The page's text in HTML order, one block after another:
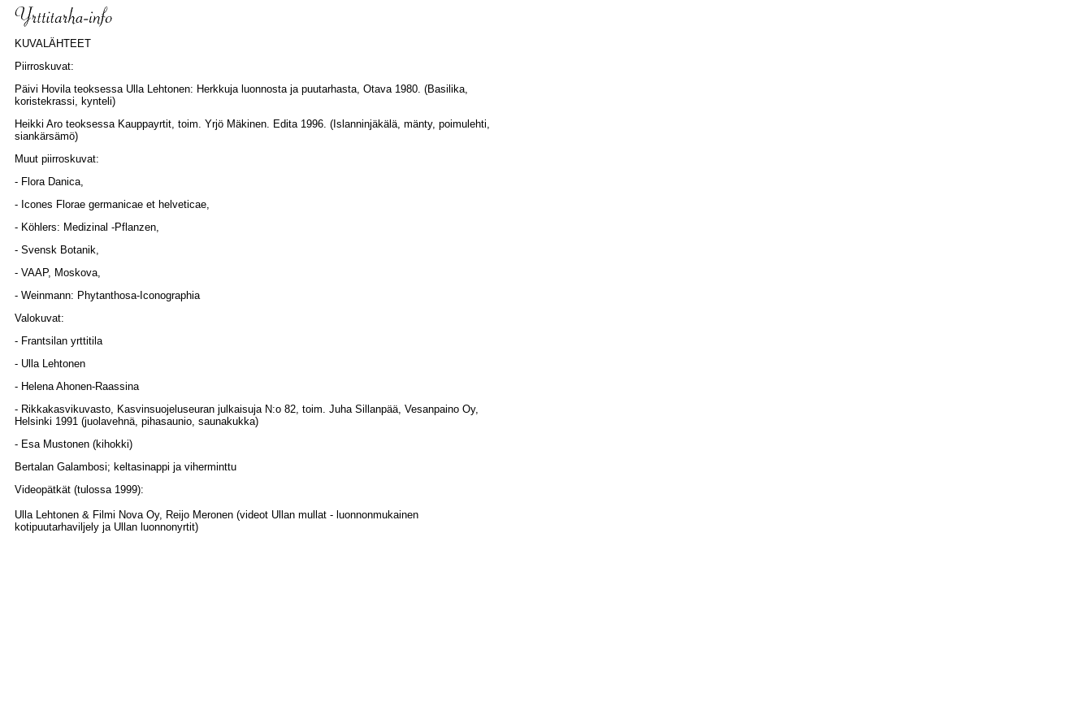
KUVALÄHTEET
Piirroskuvat:
Päivi Hovila teoksessa Ulla Lehtonen: Herkkuja luonnosta ja puutarhasta, Otava 1980. (Basilika,
koristekrassi, kynteli)
Heikki Aro teoksessa Kauppayrtit, toim. Yrjö Mäkinen. Edita 1996. (Islanninjäkälä, mänty, poimulehti,
siankärsämö)
Muut piirroskuvat:
- Flora Danica,
- Icones Florae germanicae et helveticae,
- Köhlers: Medizinal -Pflanzen,
- Svensk Botanik,
- VAAP, Moskova,
- Weinmann: Phytanthosa-Iconographia
Valokuvat:
- Frantsilan yrttitila
- Ulla Lehtonen
- Helena Ahonen-Raassina
- Rikkakasvikuvasto, Kasvinsuojeluseuran julkaisuja N:o 82, toim. Juha Sillanpää, Vesanpaino Oy,
Helsinki 1991 (juolavehnä, pihasaunio, saunakukka)
- Esa Mustonen (kihokki)
Bertalan Galambosi; keltasinappi ja viherminttu
Videopätkät (tulossa 1999):
Ulla Lehtonen & Filmi Nova Oy, Reijo Meronen (videot Ullan mullat - luonnonmukainen
kotipuutarhaviljely ja Ullan luonnonyrtit)